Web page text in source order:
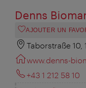
Denns
AJOUTER UN
Taborstraße 10,
www.denns-
+43 1 212 58 10